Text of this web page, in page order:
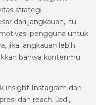
strategi
dari jangkauan, itu
pengguna untuk
jika jangkauan lebih
bahwa kontenmu
insight Instagram dan
dan reach. Jadi,